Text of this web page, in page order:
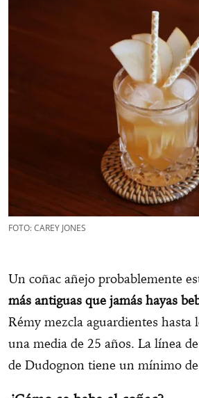
FOTO: CAREY JONES
Un coñac añejo probablemente
más antiguas que jamás hayas
Rémy mezcla aguardientes hasta
una media de 25 años. La línea
de Dudognon tiene un mínimo